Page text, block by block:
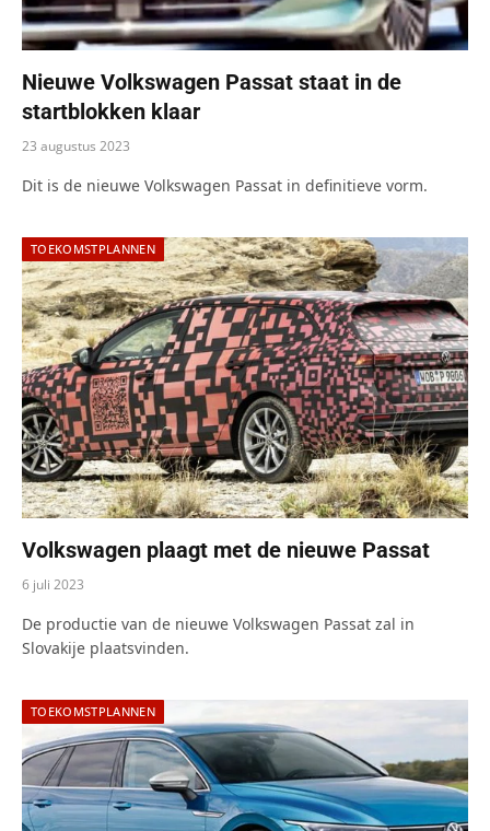
Nieuwe Volkswagen Passat staat in de
startblokken klaar
23 augustus 2023
Dit is de nieuwe Volkswagen Passat in definitieve vorm.
TOEKOMSTPLANNEN
Volkswagen plaagt met de nieuwe Passat
6 juli 2023
De productie van de nieuwe Volkswagen Passat zal in
Slovakije plaatsvinden.
TOEKOMSTPLANNEN